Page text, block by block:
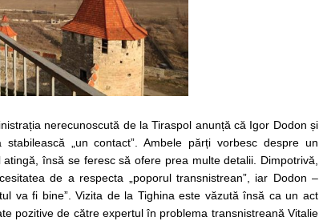
nerecunoscută de la Tiraspol anunță că Igor Dodon și
„un contact”. Ambele părți vorbesc despre un
însă se feresc să ofere prea multe detalii. Dimpotrivă,
de a respecta „poporul transnistrean”, iar Dodon –
va fi bine”. Vizita de la Tighina este văzută însă ca un act
pozitive de către expertul în problema transnistreană Vitalie